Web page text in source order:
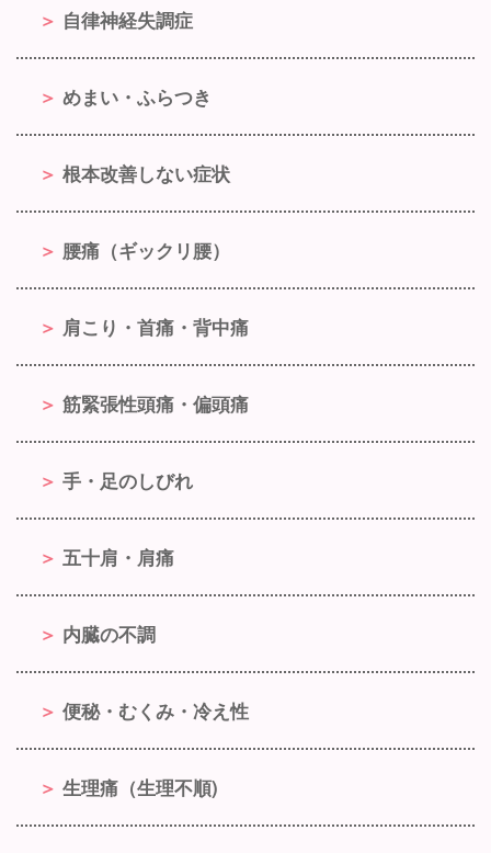
自律神経失調症
めまい・ふらつき
根本改善しない症状
腰痛（ギックリ腰）
肩こり・首痛・背中痛
筋緊張性頭痛・偏頭痛
手・足のしびれ
五十肩・肩痛
内臓の不調
便秘・むくみ・冷え性
生理痛（生理不順)